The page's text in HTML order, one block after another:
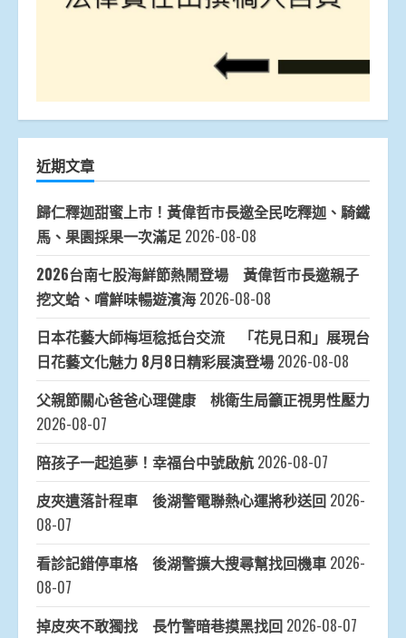
近期文章
歸仁釋迦甜蜜上市！黃偉哲市長邀全民吃釋迦、騎鐵
馬、果園採果一次滿足 2026-08-08
2026台南七股海鮮節熱鬧登場 黃偉哲市長邀親子
挖文蛤、嚐鮮味暢遊濱海 2026-08-08
日本花藝大師梅垣稔抵台交流 「花見日和」展現台
日花藝文化魅力 8月8日精彩展演登場 2026-08-08
父親節關心爸爸心理健康 桃衛生局籲正視男性壓力
2026-08-07
陪孩子一起追夢！幸福台中號啟航 2026-08-07
皮夾遺落計程車 後湖警電聯熱心運將秒送回 2026-
08-07
看診記錯停車格 後湖警擴大搜尋幫找回機車 2026-
08-07
掉皮夾不敢獨找 長竹警暗巷摸黑找回 2026-08-07